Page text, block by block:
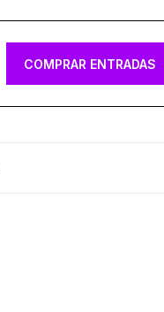
COMPRAR ENTRADAS